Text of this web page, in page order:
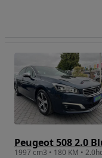
Peugeot 508 2.0
1997 cm3 • 180 KM •